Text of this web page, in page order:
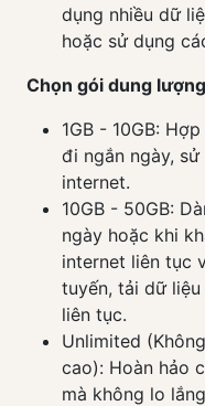
dụng nhiều dữ
hoặc sử dụng
Chọn gói dung
1GB - 10GB:
đi ngắn ngày,
internet.
10GB - 50GB:
ngày hoặc khi
internet liên tục
tuyến, tải dữ
liên tục.
Unlimited
cao): Hoàn hảo
mà không lo